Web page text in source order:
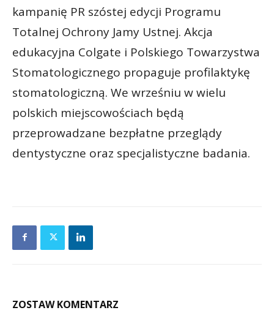
kampanię PR szóstej edycji Programu
Totalnej Ochrony Jamy Ustnej. Akcja
edukacyjna Colgate i Polskiego Towarzystwa
Stomatologicznego propaguje profilaktykę
stomatologiczną. We wrześniu w wielu
polskich miejscowościach będą
przeprowadzane bezpłatne przeglądy
dentystyczne oraz specjalistyczne badania.
ZOSTAW KOMENTARZ